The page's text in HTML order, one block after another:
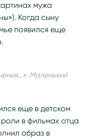
мужа
Когда сыну
появился еще
Маленький
еще в детском
в фильмах отца
образ в